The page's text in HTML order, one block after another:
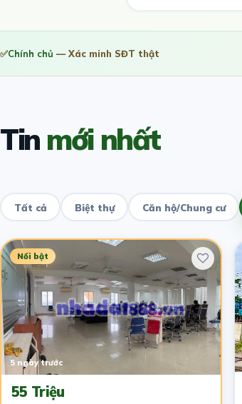
✅Chính chủ — Xác minh SĐT thật
Tinmới nhất
Tất cả Biệt thự Căn hộ/Chung cư
Nổi bật
5 ngày trước
55 Triệu